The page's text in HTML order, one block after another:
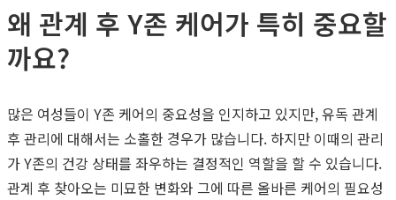
왜 관계 후 Y존 케어가 특히 중요할
까요?
많은 여성들이 Y존 케어의 중요성을 인지하고 있지만, 유독 관계
후 관리에 대해서는 소홀한 경우가 많습니다. 하지만 이때의 관리
가 Y존의 건강 상태를 좌우하는 결정적인 역할을 할 수 있습니다.
관계 후 찾아오는 미묘한 변화와 그에 따른 올바른 케어의 필요성